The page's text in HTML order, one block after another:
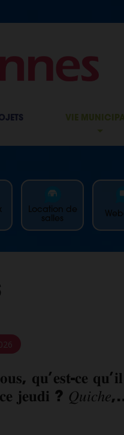
VIE
Location de
salles
𝐪𝐮’𝐞𝐬𝐭-𝐜𝐞
𝐩𝐚𝐧𝐢𝐞𝐫 𝐜𝐞 𝐣𝐞𝐮𝐝𝐢 ?